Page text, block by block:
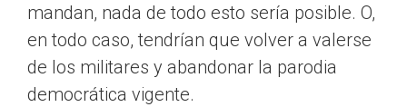
mandan, nada de todo esto sería posible. O,
en todo caso, tendrían que volver a valerse
de los militares y abandonar la parodia
democrática vigente.